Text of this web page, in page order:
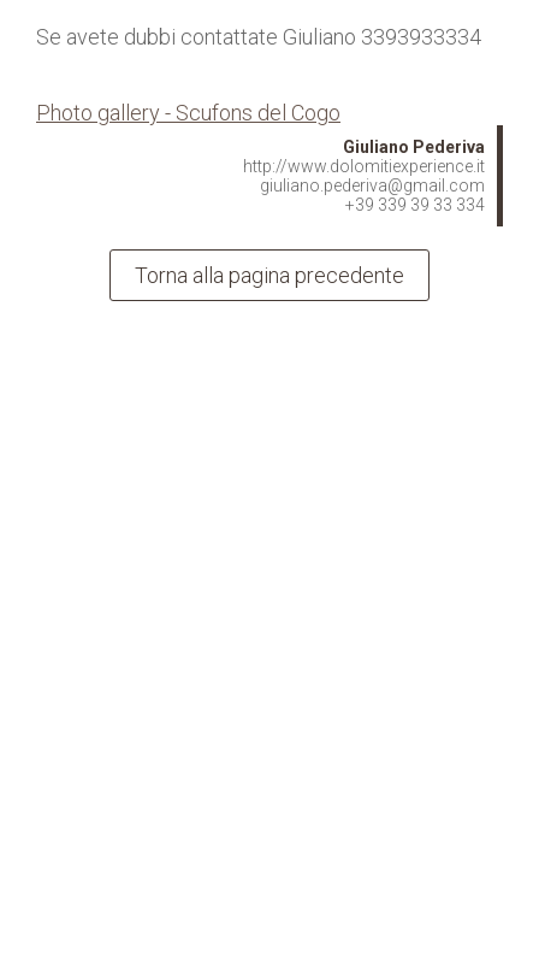
Se avete dubbi contattate Giuliano 3393933334
Photo gallery - Scufons del Cogo
Giuliano Pederiva
http://www.dolomitiexperience.it
giuliano.pederiva@gmail.com
+39 339 39 33 334
Torna alla pagina precedente